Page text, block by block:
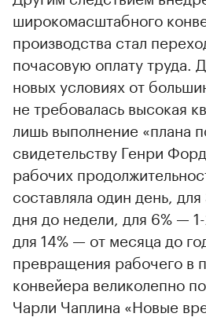
широкомасштабного
производства стал
почасовую оплату труда.
новых условиях от
не требовалась высокая
лишь выполнение «плана
свидетельству Генри
рабочих
составляла один день,
дня до недели, для 6% —
для 14% — от месяца до
превращения рабочего в
конвейера великолепно
Чарли Чаплина «Новые